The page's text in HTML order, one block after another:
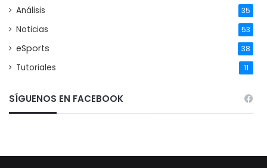
Análisis 35
Noticias 53
eSports 38
Tutoriales 11
SÍGUENOS EN FACEBOOK